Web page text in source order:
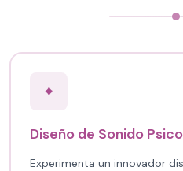
✦
Diseño de Sonido
Experimenta un innovador